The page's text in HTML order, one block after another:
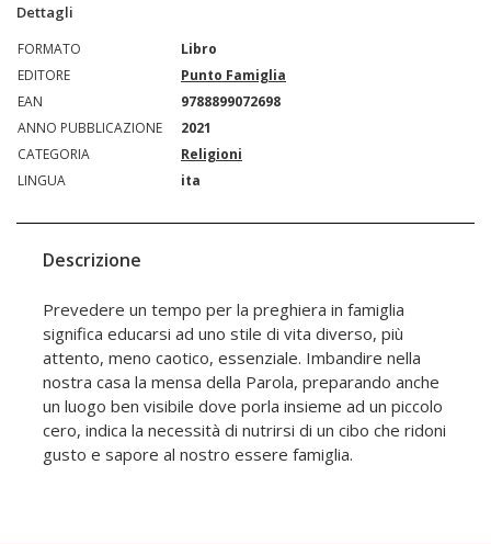
Dettagli
FORMATO
Libro
EDITORE
Punto Famiglia
EAN
9788899072698
ANNO PUBBLICAZIONE
2021
CATEGORIA
Religioni
LINGUA
ita
Descrizione
Prevedere un tempo per la preghiera in famiglia
significa educarsi ad uno stile di vita diverso, più
attento, meno caotico, essenziale. Imbandire nella
nostra casa la mensa della Parola, preparando anche
un luogo ben visibile dove porla insieme ad un piccolo
cero, indica la necessità di nutrirsi di un cibo che ridoni
gusto e sapore al nostro essere famiglia.